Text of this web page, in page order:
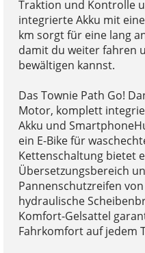
Traktion und Kontrolle
integrierte Akku mit
km sorgt für eine lang
damit du weiter fahren
bewältigen kannst.
Das Townie Path Go!
Motor, komplett
Akku und
ein E-Bike für
Kettenschaltung bietet
Übersetzungsbereich
Pannenschutzreifen
hydraulische
Komfort-Gelsattel
Fahrkomfort auf jedem